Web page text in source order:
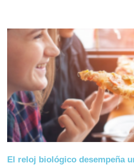
El reloj biológico desempeña